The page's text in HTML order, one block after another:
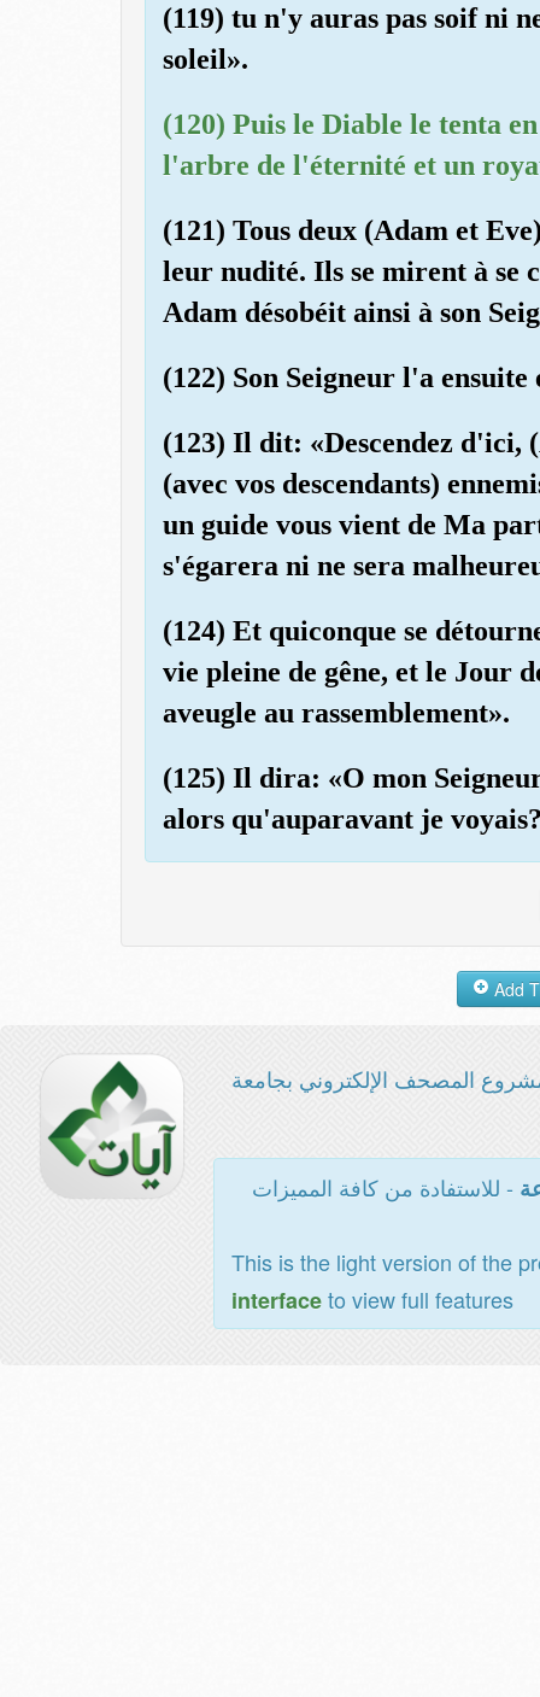
(119) tu n'y auras pas soif ni
soleil».
(120) Puis le Diable le tenta
l'arbre de l'éternité et un
(121) Tous deux (Adam et
leur nudité. Ils se mirent à se
Adam désobéit ainsi à son
(122) Son Seigneur l'a
(123) Il dit: «Descendez d'ici,
(avec vos descendants)
un guide vous vient de Ma
s'égarera ni ne sera
(124) Et quiconque se
vie pleine de gêne, et le Jour
aveugle au rassemblement».
(125) Il dira: «O mon
alors qu'auparavant je
المصحف الإلكتروني بجامعة
- للاستفادة من كافة المميزات
This is the light version of the
interfaceto view full features